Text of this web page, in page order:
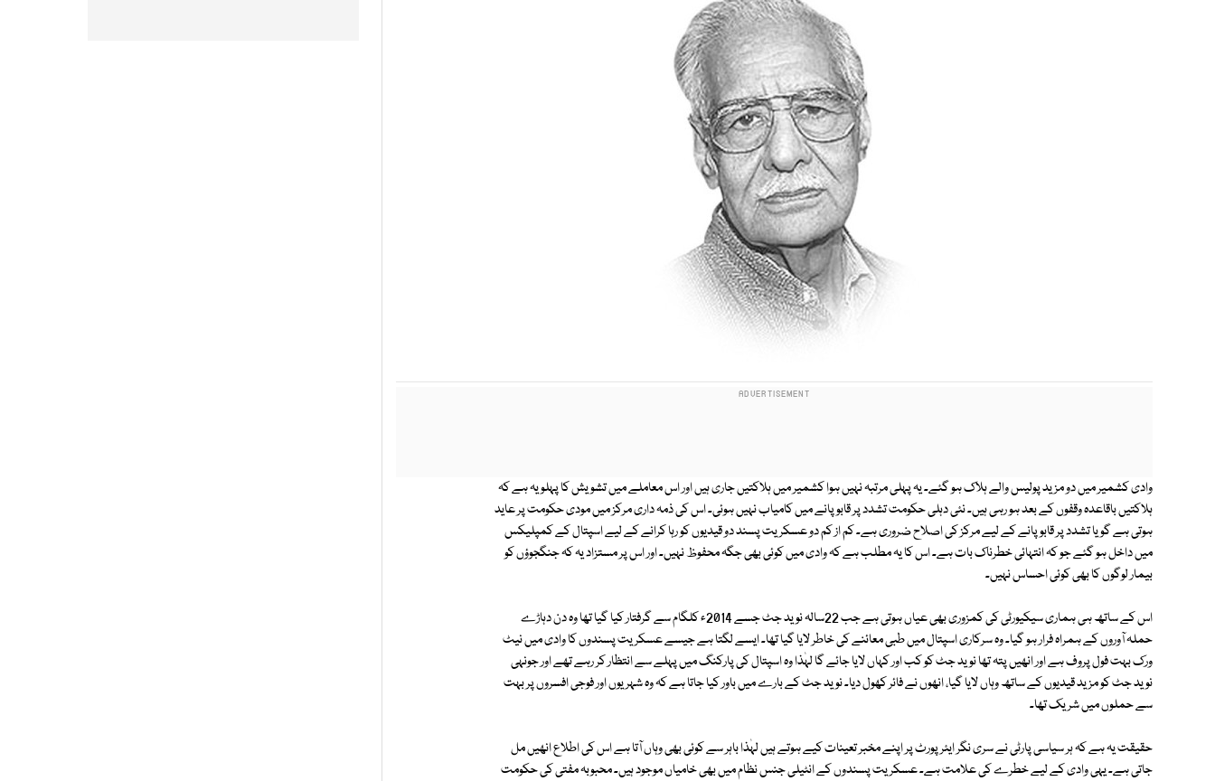
وادی کشمیر میں دو مزید پولیس والے ہلاک ہو گئے۔ یہ پہلی مرتبہ نہیں ہوا کشمیر میں ہلاکتیں جاری ہیں اور اس معاملے میں تشویش کا پہلو یہ ہے کہ
ہلاکتیں باقاعدہ وقفوں کے بعد ہو رہی ہیں۔ نئی دہلی حکومت تشدد پر قابو پانے میں کامیاب نہیں ہوئی۔ اس کی ذمہ داری مرکز میں مودی حکومت پر عاید
ہوتی ہے گویا تشدد پر قابو پانے کے لیے مرکز کی اصلاح ضروری ہے۔ کم از کم دو عسکریت پسند دو قیدیوں کو رہا کرانے کے لیے اسپتال کے کمپلیکس
میں داخل ہو گئے جو کہ انتہائی خطرناک بات ہے۔ اس کا یہ مطلب ہے کہ وادی میں کوئی بھی جگہ محفوظ نہیں۔ اور اس پر مستزاد یہ کہ جنگجوؤں کو
بیمار لوگوں کا بھی کوئی احساس نہیں۔
اس کے ساتھ ہی ہماری سیکیورٹی کی کمزوری بھی عیاں ہوتی ہے جب 22سالہ نوید جٹ جسے 2014ء کلگام سے گرفتار کیا گیا تھا وہ دن دہاڑے
حملہ آوروں کے ہمراہ فرار ہو گیا۔ وہ سرکاری اسپتال میں طبی معائنے کی خاطر لایا گیا تھا۔ ایسے لگتا ہے جیسے عسکریت پسندوں کا وادی میں نیٹ
ورک بہت فول پروف ہے اور انھیں پتہ تھا نوید جٹ کو کب اور کہاں لایا جائے گا لہٰذا وہ اسپتال کی پارکنگ میں پہلے سے انتظار کر رہے تھے اور جونہی
نوید جٹ کو مزید قیدیوں کے ساتھ وہاں لایا گیا، انھوں نے فائر کھول دیا۔ نوید جٹ کے بارے میں باور کیا جاتا ہے کہ وہ شہریوں اور فوجی افسروں پر بہت
سے حملوں میں شریک تھا۔
حقیقت یہ ہے کہ ہر سیاسی پارٹی نے سری نگر ایئرپورٹ پر اپنے مخبر تعینات کیے ہوتے ہیں لہٰذا باہر سے کوئی بھی وہاں آتا ہے اس کی اطلاع انھیں مل
جاتی ہے۔ یہی وادی کے لیے خطرے کی علامت ہے۔ عسکریت پسندوں کے انٹیلی جنس نظام میں بھی خامیاں موجود ہیں۔ محبوبہ مفتی کی حکومت